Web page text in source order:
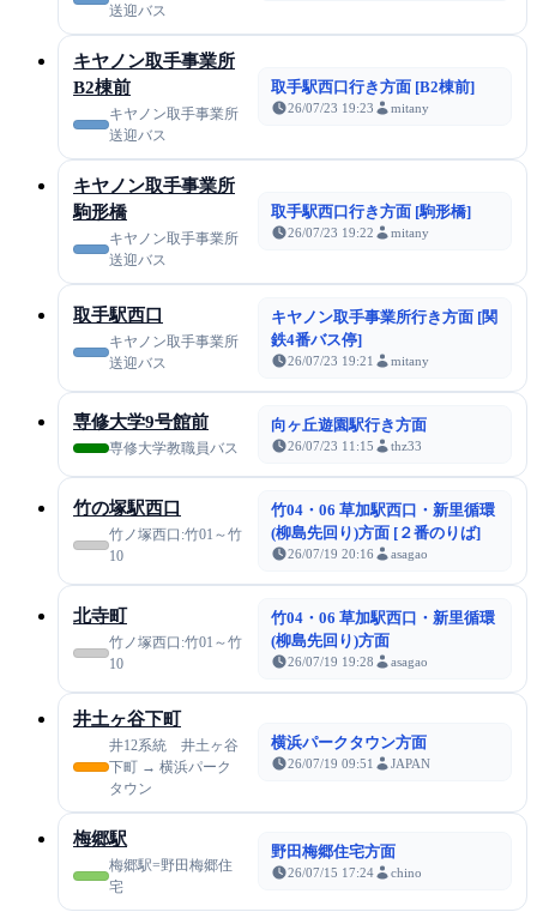
送迎バス
キヤノン取手事業所
B2棟前
キヤノン取手事業所
送迎バス
取手駅西口行き方面 [B2棟前]
26/07/23 19:23 mitany
キヤノン取手事業所
駒形橋
キヤノン取手事業所
送迎バス
取手駅西口行き方面 [駒形橋]
26/07/23 19:22 mitany
取手駅西口
キヤノン取手事業所
送迎バス
キヤノン取手事業所行き方面 [関
鉄4番バス停]
26/07/23 19:21 mitany
専修大学9号館前
専修大学教職員バス
向ヶ丘遊園駅行き方面
26/07/23 11:15 thz33
竹の塚駅西口
竹ノ塚西口:竹01～竹
10
竹04・06 草加駅西口・新里循環
(柳島先回り)方面 [２番のりば]
26/07/19 20:16 asagao
北寺町
竹ノ塚西口:竹01～竹
10
竹04・06 草加駅西口・新里循環
(柳島先回り)方面
26/07/19 19:28 asagao
井土ヶ谷下町
井12系統 井土ヶ谷
下町 → 横浜パーク
タウン
横浜パークタウン方面
26/07/19 09:51 JAPAN
梅郷駅
梅郷駅=野田梅郷住
宅
野田梅郷住宅方面
26/07/15 17:24 chino